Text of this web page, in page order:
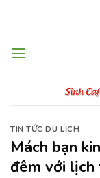
TIN TỨC DU LỊCH
Mách bạn
đêm với